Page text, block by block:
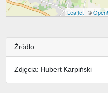
Leaflet | ©
Źródło
Zdjęcia: Hubert Karpiński